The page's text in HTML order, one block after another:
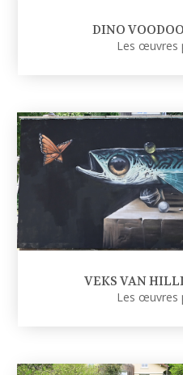
DINO
Les œuvres
VEKS VAN
Les œuvres